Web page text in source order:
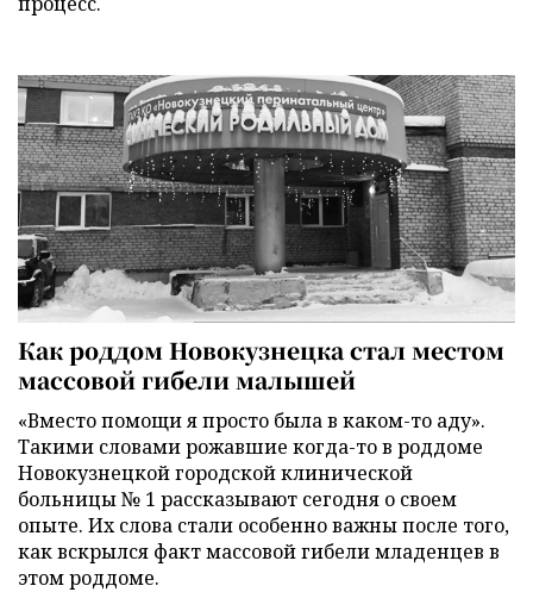
Как роддом Новокузнецка стал местом
массовой гибели малышей
«Вместо помощи я просто была в каком-то аду».
Такими словами рожавшие когда-то в роддоме
Новокузнецкой городской клинической
больницы № 1 рассказывают сегодня о своем
опыте. Их слова стали особенно важны после того,
как вскрылся факт массовой гибели младенцев в
этом роддоме.